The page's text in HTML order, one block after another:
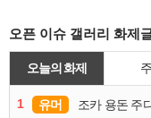
오픈 이슈 갤러리 화제
오늘의 화제
1 유머 조카 용돈 주